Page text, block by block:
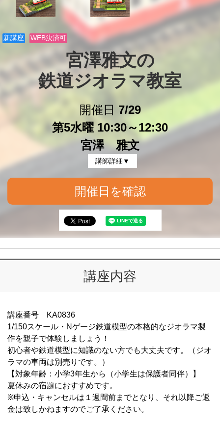
新講座 WEB決済可
宮澤雅文の
鉄道ジオラマ教室
開催日 7/29
第5水曜 10:30～12:30
宮澤 雅文
講師詳細▼
開催日を確認
講座内容
講座番号 KA0836
1/150スケール・Nゲージ鉄道模型の本格的なジオラマ製
作を親子で体験しましょう！
初心者や鉄道模型に知識のない方でも大丈夫です。（ジオ
ラマの車両は別売りです。）
【対象年齢：小学3年生から（小学生は保護者同伴）】
夏休みの宿題におすすめです。
※申込・キャンセルは１週間前までとなり、それ以降ご返
金は致しかねますのでご了承ください。